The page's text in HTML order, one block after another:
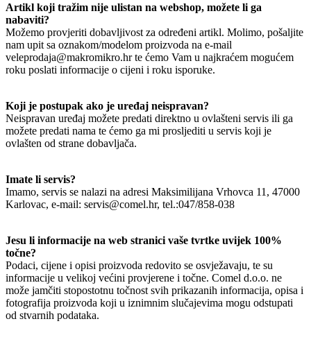
Artikl koji tražim nije ulistan na webshop, možete li ga
nabaviti?
Možemo provjeriti dobavljivost za određeni artikl. Molimo, pošaljite
nam upit sa oznakom/modelom proizvoda na e-mail
veleprodaja@makromikro.hr te ćemo Vam u najkraćem mogućem
roku poslati informacije o cijeni i roku isporuke.
Koji je postupak ako je uređaj neispravan?
Neispravan uređaj možete predati direktno u ovlašteni servis ili ga
možete predati nama te ćemo ga mi prosljediti u servis koji je
ovlašten od strane dobavljača.
Imate li servis?
Imamo, servis se nalazi na adresi Maksimilijana Vrhovca 11, 47000
Karlovac, e-mail: servis@comel.hr, tel.:047/858-038
Jesu li informacije na web stranici vaše tvrtke uvijek 100%
točne?
Podaci, cijene i opisi proizvoda redovito se osvježavaju, te su
informacije u velikoj većini provjerene i točne. Comel d.o.o. ne
može jamčiti stopostotnu točnost svih prikazanih informacija, opisa i
fotografija proizvoda koji u iznimnim slučajevima mogu odstupati
od stvarnih podataka.